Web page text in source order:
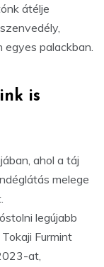
átélje
egyes palackban.
is
ahol a táj
melege
legújabb
Furmint
at,